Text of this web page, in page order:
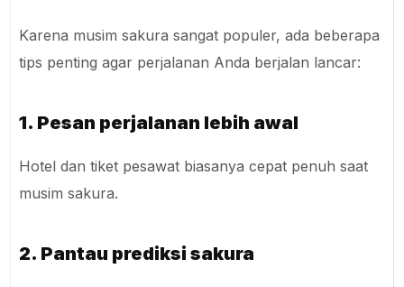
Karena musim sakura sangat populer, ada beberapa
tips penting agar perjalanan Anda berjalan lancar:
1. Pesan perjalanan lebih awal
Hotel dan tiket pesawat biasanya cepat penuh saat
musim sakura.
2. Pantau prediksi sakura